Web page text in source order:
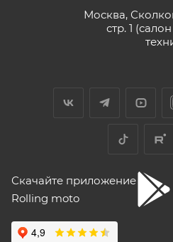
Москва,
стр. 1
Скачайте приложение
Rolling moto